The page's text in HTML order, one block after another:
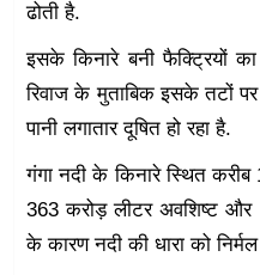
ढोती है.
इसके किनारे बनी फैक्ट्रियों
रिवाज के मुताबिक इसके तटों
पानी लगातार दूषित हो रहा है.
गंगा नदी के किनारे स्थित
363 करोड़ लीटर अवशिष्ट और
के कारण नदी की धारा को